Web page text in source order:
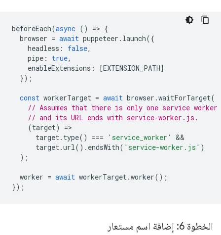
beforeEach(async () => {
browser = await puppeteer . launch({
headless : false,
pipe : true,
enableExtensions : [EXTENSION_PATH]
});
const workerTarget = await browser .waitForTarget(
// Assumes that there is only one service worker
// and its URL ends with service-worker.js.
(target) =
target. type() === 'service_worker'
target.url(). endsWith( 'service-worker.js' )
);
worker = await workerTarget.worker();
});
الخطوة 6: إضافة اسم مستعار